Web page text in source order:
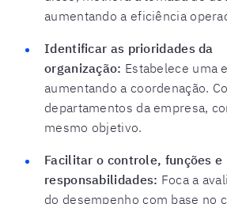
aumentando a eficiência
Identificar as prioridades da
organização: Estabelece uma
aumentando a coordenação.
departamentos da empresa,
mesmo objetivo.
Facilitar o controle, funções e
responsabilidades: Foca a
do desempenho com base no